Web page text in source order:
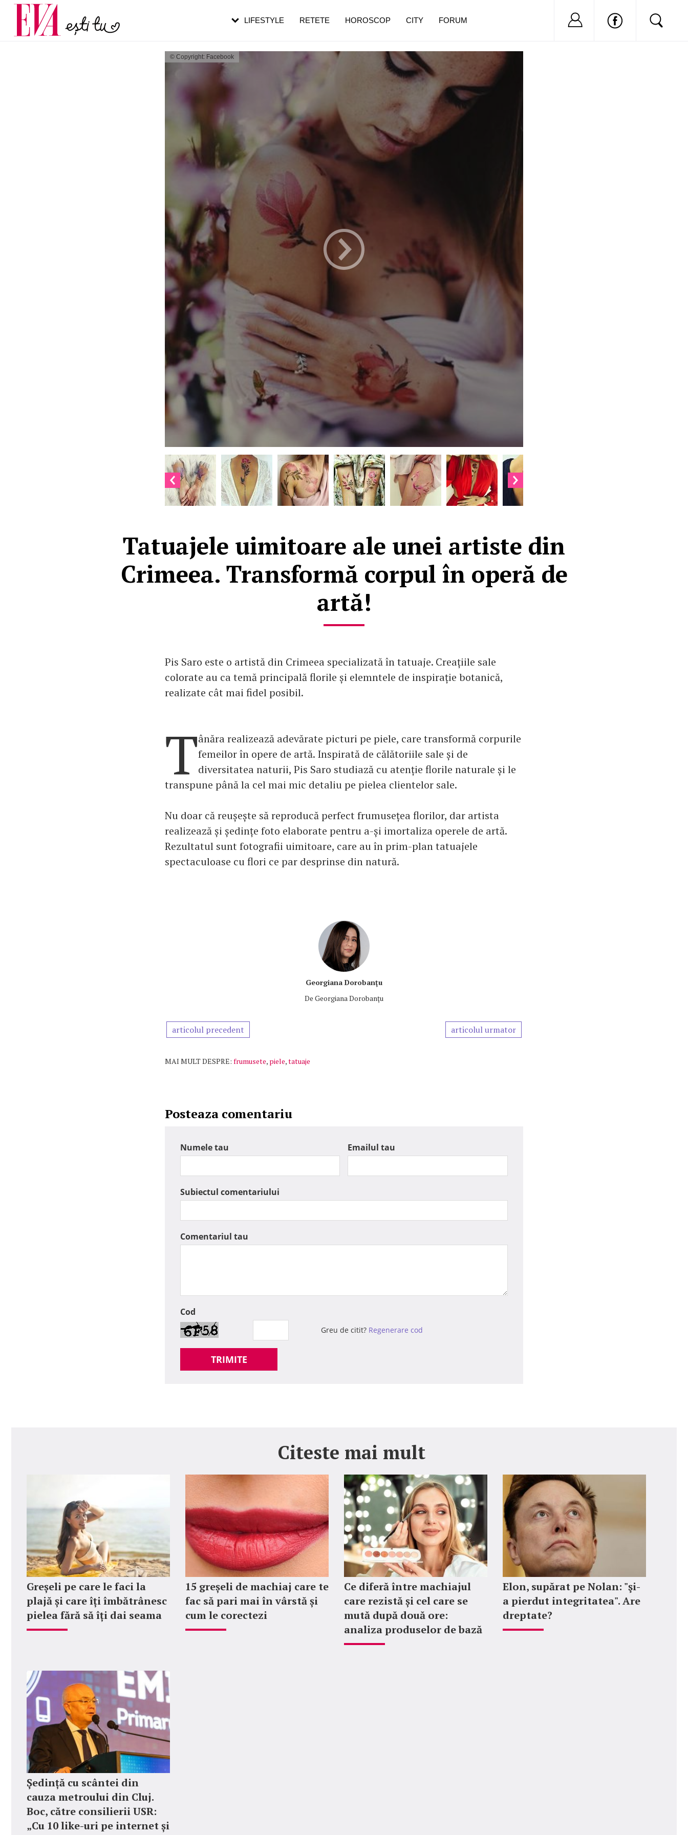
© Copyright: Facebook
Tatuajele uimitoare ale unei artiste din
Crimeea. Transformă corpul în operă de
artă!
Pis Saro este o artistă din Crimeea specializată în tatuaje. Creațiile sale
colorate au ca temă principală florile și elemntele de inspirație botanică,
realizate cât mai fidel posibil.
Tânăra realizează adevărate picturi pe piele, care transformă corpurile
femeilor în opere de artă. Inspirată de călătoriile sale și de
diversitatea naturii, Pis Saro studiază cu atenție florile naturale și le
transpune până la cel mai mic detaliu pe pielea clientelor sale.
Nu doar că reușește să reproducă perfect frumusețea florilor, dar artista
realizează și ședințe foto elaborate pentru a-și imortaliza operele de artă.
Rezultatul sunt fotografii uimitoare, care au în prim-plan tatuajele
spectaculoase cu flori ce par desprinse din natură.
Georgiana Dorobanţu
De Georgiana Dorobanţu
articolul precedent articolul urmator
MAI MULT DESPRE: frumusete, piele,tatuaje
Posteaza comentariu
Numele tau Emailul tau
Subiectul comentariului
Comentariul tau
Cod
Greu de citit? Regenerare cod
TRIMITE
Citeste mai mult
Greșeli pe care le faci la
plajă și care îți îmbătrânesc
pielea fără să îți dai seama
15 greșeli de machiaj care te
fac să pari mai în vârstă și
cum le corectezi
Ce diferă între machiajul
care rezistă și cel care se
mută după două ore:
analiza produselor de bază
Elon, supărat pe Nolan: "şi-
a pierdut integritatea". Are
dreptate?
Ședință cu scântei din
cauza metroului din Cluj.
Boc, către consilierii USR:
„Cu 10 like-uri pe internet și
LIFESTYLE RETETE HOROSCOP CITY FORUM Nu ai cont?
Carieră
Actualitate
pe măsură ce înaintezi în vârstă
de dureroasă este investigația